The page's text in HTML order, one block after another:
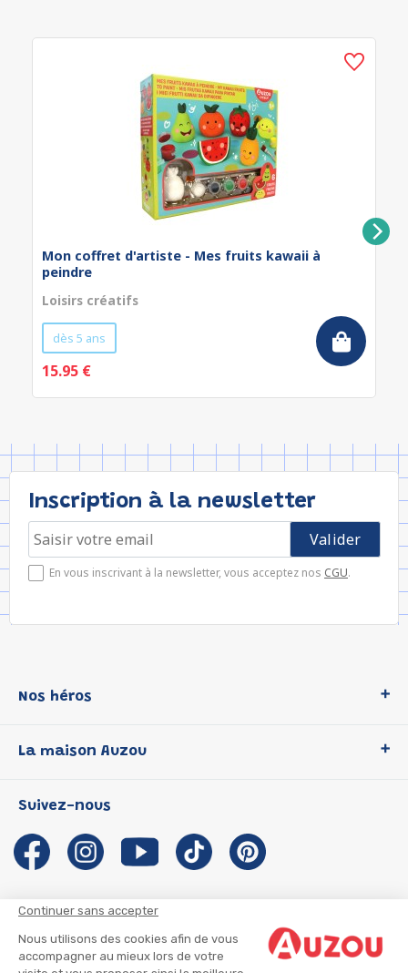
Continuer sans accepter
Nous utilisons des cookies afin de vous
accompagner au mieux lors de votre
Mon coffret d'artiste - Mes fruits kawaii à
peindre
Loisirs créatifs
dès 5 ans
15.95 €
Inscription à la newsletter
En vous inscrivant à la newsletter, vous acceptez nos CGU.
Nos héros
P'tit Loup
Les Influenceuses
Migali
Petite Taupe
La maison Auzou
Notre histoire
Auzou s'engage
Auteurs et illustrateurs Auzou
Suivre mon colis
Suivez-nous
CGU